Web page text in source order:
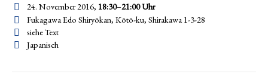
24. November 2016, 18:30–21:00Uhr
Fukagawa Edo Shiryōkan, Kōtō-ku, Shirakawa 1-3-28
siehe Text
Japanisch